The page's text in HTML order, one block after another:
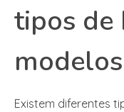
tipos de
modelos
Existem diferentes